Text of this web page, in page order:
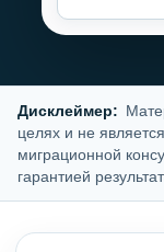
Дисклеймер:
целях и не
миграционной
гарантией